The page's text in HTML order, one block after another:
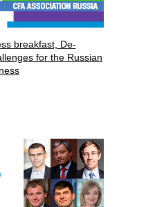
breakfast, De-
for the Russian